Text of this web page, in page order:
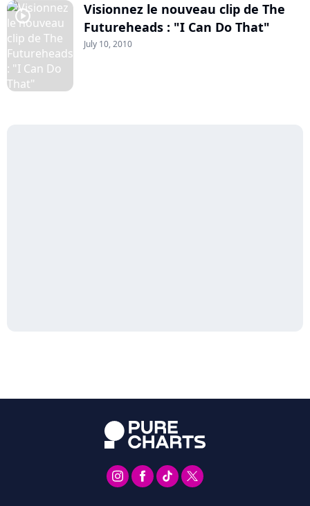
player2
Visionnez le nouveau clip de The
Futureheads : "I Can Do That"
July 10, 2010